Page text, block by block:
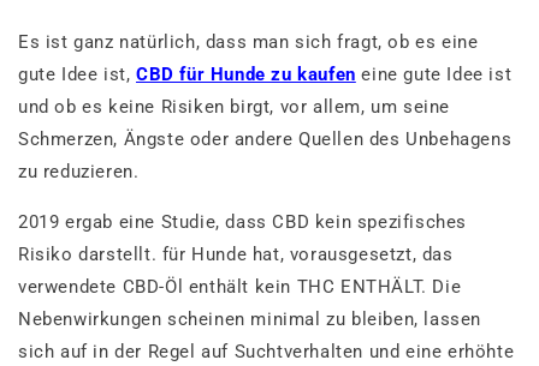
Es ist ganz natürlich, dass man sich fragt, ob es eine
gute Idee ist, CBD für Hunde zu kaufen eine gute Idee ist
und ob es keine Risiken birgt, vor allem, um seine
Schmerzen, Ängste oder andere Quellen des Unbehagens
zu reduzieren.
2019 ergab eine Studie, dass CBD kein spezifisches
Risiko darstellt. für Hunde hat, vorausgesetzt, das
verwendete CBD-Öl enthält kein THC ENTHÄLT. Die
Nebenwirkungen scheinen minimal zu bleiben, lassen
sich auf in der Regel auf Suchtverhalten und eine erhöhte